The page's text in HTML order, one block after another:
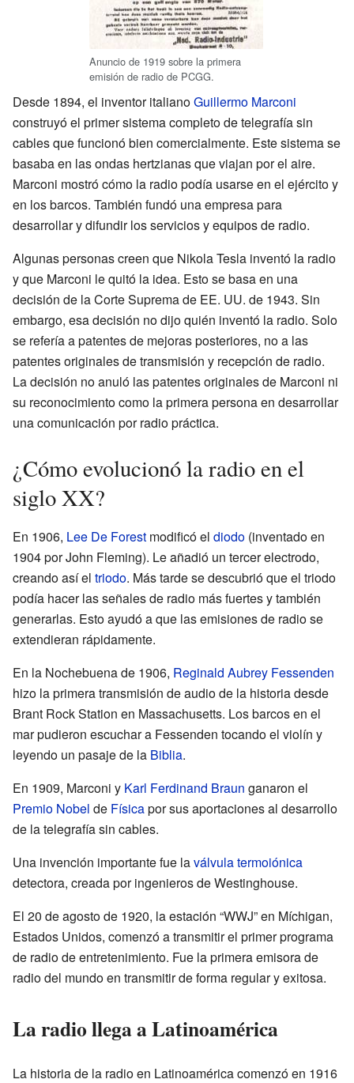
Anuncio de 1919 sobre la primera
emisión de radio de PCGG.
Desde 1894, el inventor italianoGuillermo Marconi
construyó el primer sistema completo de telegrafía sin
cables que funcionó bien comercialmente. Este sistema se
basaba en las ondas hertzianas que viajan por el aire.
Marconi mostró cómo la radio podía usarse en el ejército y
en los barcos. También fundó una empresa para
desarrollar y difundir los servicios y equipos de radio.
Algunas personas creen que Nikola Tesla inventó la radio
y que Marconi le quitó la idea. Esto se basa en una
decisión de la Corte Suprema de EE. UU. de 1943. Sin
embargo, esa decisión no dijo quién inventó la radio. Solo
se refería a patentes de mejoras posteriores, no a las
patentes originales de transmisión y recepción de radio.
La decisión no anuló las patentes originales de Marconi ni
su reconocimiento como la primera persona en desarrollar
una comunicación por radio práctica.
¿Cómo evolucionó la radio en el
siglo XX?
En 1906, Lee De Forest modificó el diodo (inventado en
1904 por John Fleming). Le añadió un tercer electrodo,
creando así el triodo. Más tarde se descubrió que el triodo
podía hacer las señales de radio más fuertes y también
generarlas. Esto ayudó a que las emisiones de radio se
extendieran rápidamente.
En la Nochebuena de 1906, Reginald Aubrey Fessenden
hizo la primera transmisión de audio de la historia desde
Brant Rock Station en Massachusetts. Los barcos en el
mar pudieron escuchar a Fessenden tocando el violín y
leyendo un pasaje de la Biblia.
En 1909, Marconi y Karl Ferdinand Braun ganaron el
Premio Nobel de Físicapor sus aportaciones al desarrollo
de la telegrafía sin cables.
Una invención importante fue laválvula termoiónica
detectora, creada por ingenieros de Westinghouse.
El 20 de agosto de 1920, la estación “WWJ” en Míchigan,
Estados Unidos, comenzó a transmitir el primer programa
de radio de entretenimiento. Fue la primera emisora de
radio del mundo en transmitir de forma regular y exitosa.
La radio llega a Latinoamérica
La historia de la radio en Latinoamérica comenzó en 1916